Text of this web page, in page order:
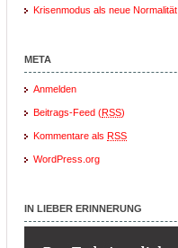
Krisenmodus als neue Normalität
META
Anmelden
Beitrags-Feed (RSS)
Kommentare als RSS
WordPress.org
IN LIEBER ERINNERUNG